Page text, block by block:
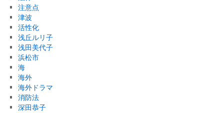
注意点
津波
活性化
浅丘ルリ子
浅田美代子
浜松市
海
海外
海外ドラマ
消防法
深田恭子